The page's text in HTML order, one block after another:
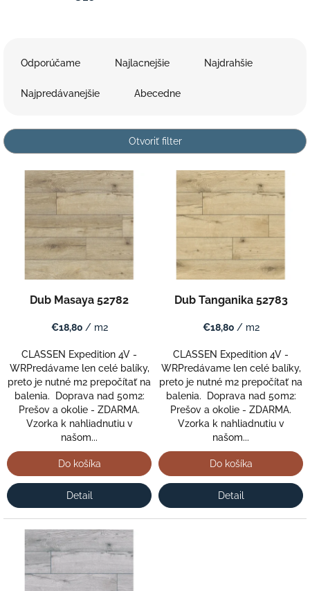
e
p
Odporúčame Najlacnejšie Najdrahšie
Najpredávanejšie Abecedne
Otvoriť filter
Dub Masaya 52782
€18,80 / m2
CLASSEN Expedition 4V -
WRPredávame len celé balíky,
preto je nutné m2 prepočítať na
balenia. Doprava nad 50m2:
Prešov a okolie - ZDARMA.
Vzorka k nahliadnutiu v
našom...
Do košíka
Detail
Dub Tanganika 52783
€18,80 / m2
CLASSEN Expedition 4V -
WRPredávame len celé balíky,
preto je nutné m2 prepočítať na
balenia. Doprava nad 50m2:
Prešov a okolie - ZDARMA.
Vzorka k nahliadnutiu v
našom...
Do košíka
Detail